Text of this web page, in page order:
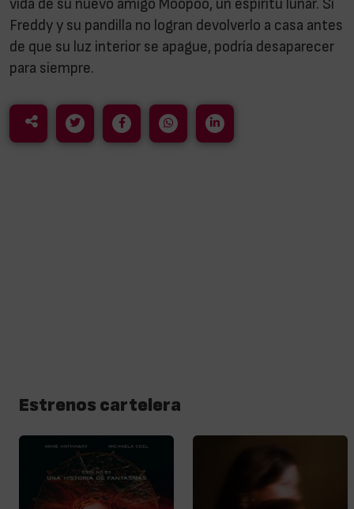
vida de su nuevo amigo Moopoo, un espíritu lunar. Si
Freddy y su pandilla no logran devolverlo a casa antes
de que su luz interior se apague, podría desaparecer
para siempre.
Estrenos cartelera